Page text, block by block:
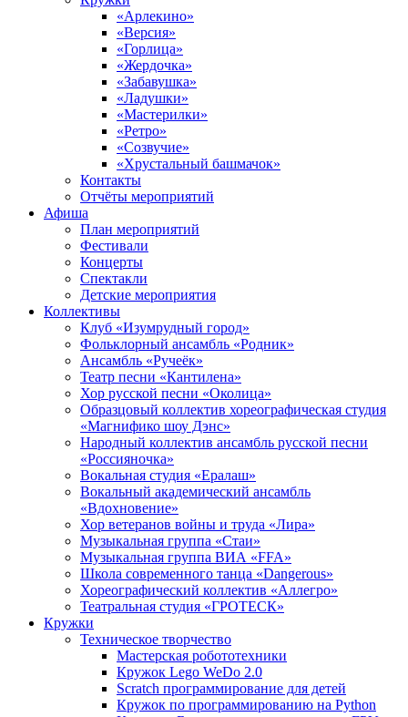
«Арлекино»
«Версия»
«Горлица»
«Жердочка»
«Забавушка»
«Ладушки»
«Мастерилки»
«Ретро»
«Созвучие»
«Хрустальный башмачок»
Контакты
Отчёты мероприятий
Афиша
План мероприятий
Фестивали
Концерты
Спектакли
Детские мероприятия
Коллективы
Клуб «Изумрудный город»
Фольклорный ансамбль «Родник»
Ансамбль «Ручеёк»
Театр песни «Кантилена»
Хор русской песни «Околица»
Образцовый коллектив хореографическая студия
«Магнифико шоу Дэнс»
Народный коллектив ансамбль русской песни
«Россияночка»
Вокальная студия «Ералаш»
Вокальный академический ансамбль
«Вдохновение»
Хор ветеранов войны и труда «Лира»
Музыкальная группа «Стаи»
Музыкальная группа ВИА «FFA»
Школа современного танца «Dangerous»
Хореографический коллектив «Аллегро»
Театральная студия «ГРОТЕСК»
Кружки
Техническое творчество
Мастерская робототехники
Кружок Lego WeDo 2.0
Scratch программирование для детей
Кружок по программированию на Python